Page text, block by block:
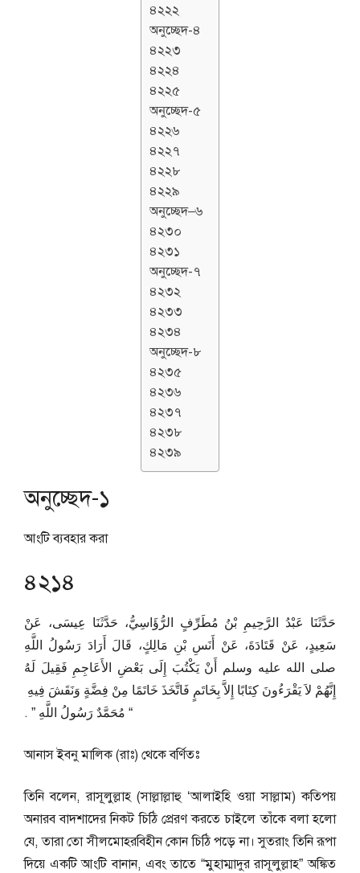
৪২২২
অনুচ্ছেদ-৪
৪২২৩
৪২২৪
৪২২৫
অনুচ্ছেদ-৫
৪২২৬
৪২২৭
৪২২৮
৪২২৯
অনুচ্ছেদ–৬
৪২৩০
৪২৩১
অনুচ্ছেদ-৭
৪২৩২
৪২৩৩
৪২৩৪
অনুচ্ছেদ-৮
৪২৩৫
৪২৩৬
৪২৩৭
৪২৩৮
৪২৩৯
অনুচ্ছেদ-১
আংটি ব্যবহার করা
৪২১৪
حَدَّثَنَا عَبْدُ الرَّحِيمِ بْنُ مُطَرِّفٍ الرُّؤَاسِيُّ، حَدَّثَنَا عِيسَى، عَنْ
سَعِيدٍ، عَنْ قَتَادَةَ، عَنْ أَنَسِ بْنِ مَالِكٍ، قَالَ أَرَادَ رَسُولُ اللَّهِ
صلى الله عليه وسلم أَنْ يَكْتُبَ إِلَى بَعْضِ الأَعَاجِمِ فَقِيلَ لَهُ
إِنَّهُمْ لاَ يَقْرَءُونَ كِتَابًا إِلاَّ بِخَاتَمٍ فَاتَّخَذَ خَاتَمًا مِنْ فِضَّةٍ وَنَقَشَ فِيهِ ‏
“‏ مُحَمَّدٌ رَسُولُ اللَّهِ ‏”‏ ‏.‏
আনাস ইবনু মালিক (রাঃ) থেকে বর্ণিতঃ
তিনি বলেন, রাসূলুল্লাহ (সাল্লাল্লাহু ‘আলাইহি ওয়া সাল্লাম) কতিপয়
অনারব বাদশাদের নিকট চিঠি প্রেরণ করতে চাইলে তাঁকে বলা হলো
যে, তারা তো সীলমোহরবিহীন কোন চিঠি পড়ে না। সুতরাং তিনি রূপা
দিয়ে একটি আংটি বানান, এবং তাতে “মুহাম্মাদুর রাসূলুল্লাহ” অঙ্কিত